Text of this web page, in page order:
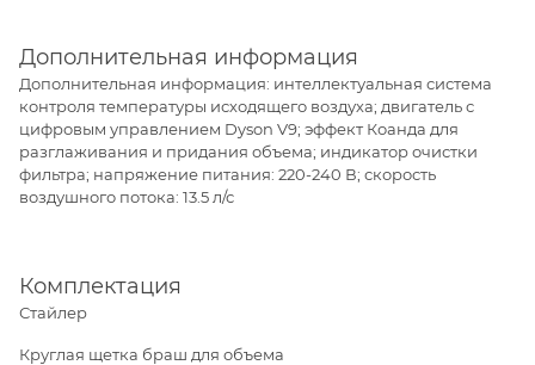
Дополнительная информация
Дополнительная информация: интеллектуальная система
контроля температуры исходящего воздуха; двигатель с
цифровым управлением Dyson V9; эффект Коанда для
разглаживания и придания объема; индикатор очистки
фильтра; напряжение питания: 220-240 В; скорость
воздушного потока: 13.5 л/с
Комплектация
Стайлер
Круглая щетка браш для объема